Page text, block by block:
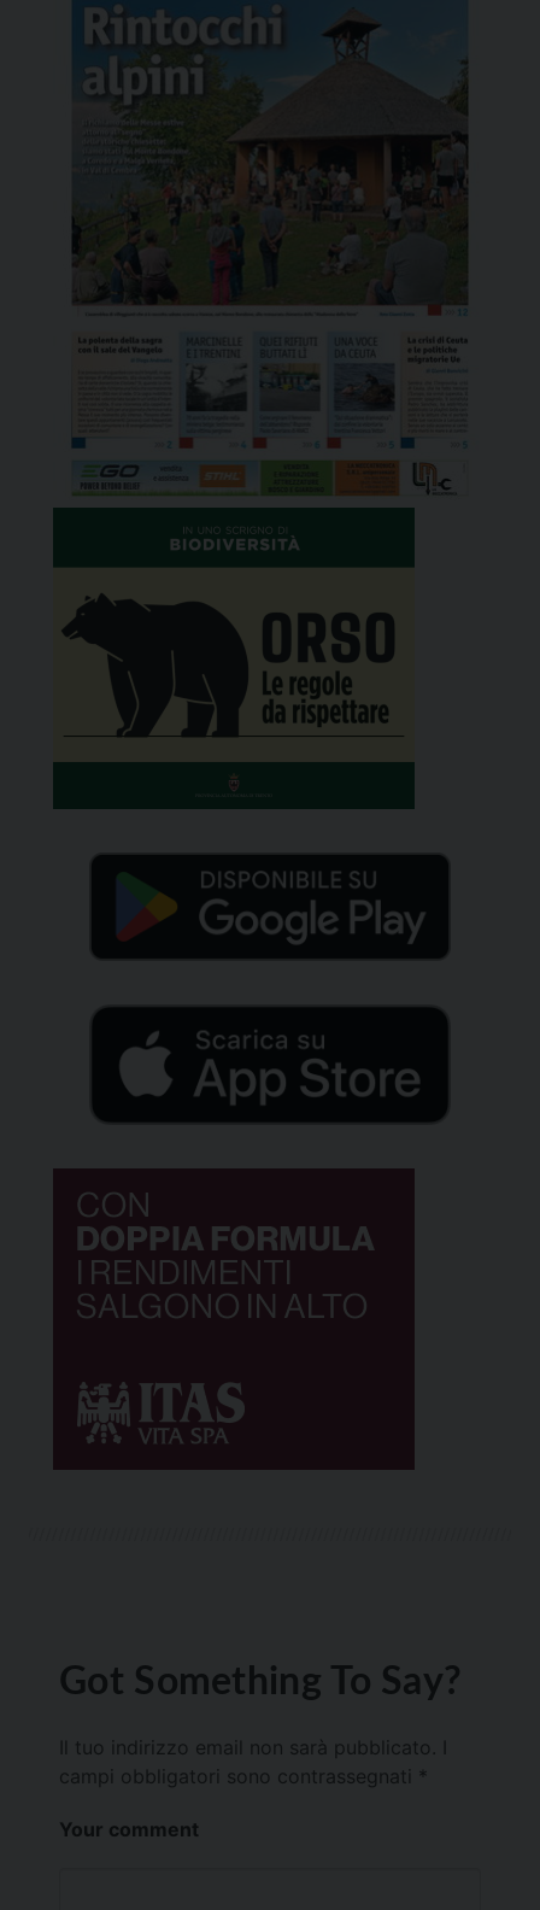
Got Something To Say?
Il tuo indirizzo email non sarà pubblicato.
campi obbligatori sono contrassegnati *
Your comment